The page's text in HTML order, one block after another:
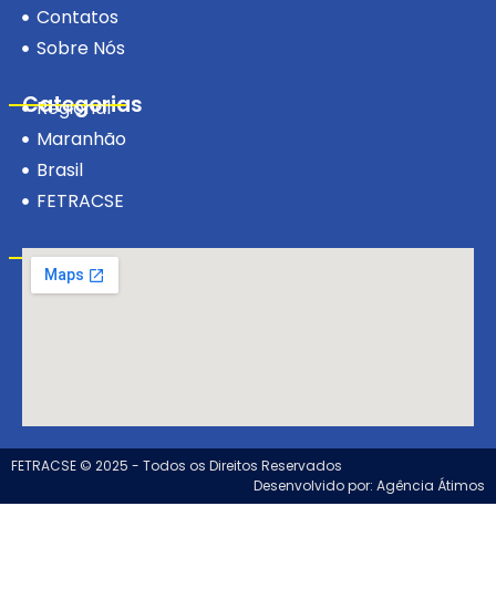
Contatos
Sobre Nós
Categorias
Regional
Maranhão
Brasil
FETRACSE
Visite-nos!
FETRACSE © 2025 - Todos os Direitos Reservados
Desenvolvido por: Agência Átimos